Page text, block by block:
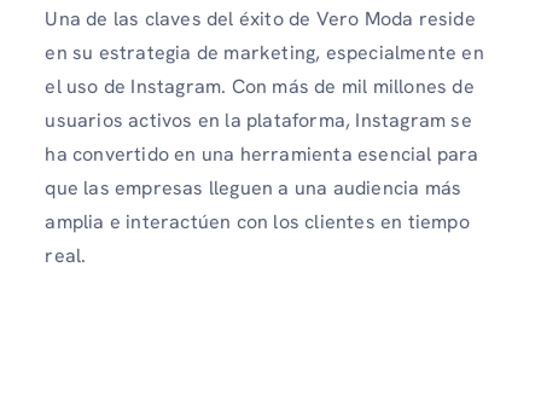
Una de las claves del éxito de Vero Moda reside
en su estrategia de marketing, especialmente en
el uso de Instagram. Con más de mil millones de
usuarios activos en la plataforma, Instagram se
ha convertido en una herramienta esencial para
que las empresas lleguen a una audiencia más
amplia e interactúen con los clientes en tiempo
real.